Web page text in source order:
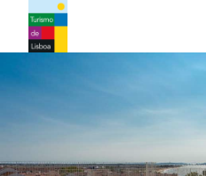
Logo do Turismo de Lisboa